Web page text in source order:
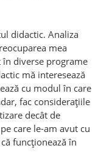
didactic. Analiza
mea
diverse programe
mă interesează
cu modul în care
fac consideraţiile
decât de
care le-am avut cu
funcţionează în